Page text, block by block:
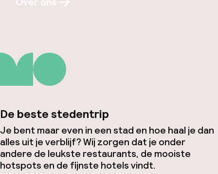
De beste stedentrip
Je bent maar even in een stad en hoe haal je dan
alles uit je verblijf? Wij zorgen dat je onder
andere de leukste restaurants, de mooiste
hotspots en de fijnste hotels vindt.